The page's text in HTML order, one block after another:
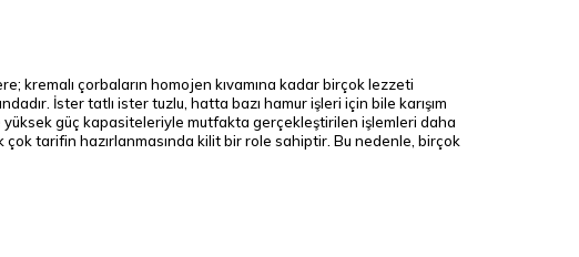
kremalı çorbaların homojen kıvamına kadar birçok lezzeti
İster tatlı ister tuzlu, hatta bazı hamur işleri için bile karışım
yüksek güç kapasiteleriyle mutfakta gerçekleştirilen işlemleri daha
çok tarifin hazırlanmasında kilit bir role sahiptir. Bu nedenle, birçok